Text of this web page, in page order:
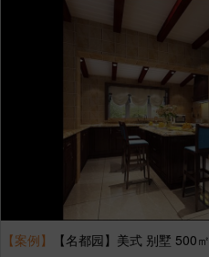
【案例】 【名都园】美式 别墅 500㎡